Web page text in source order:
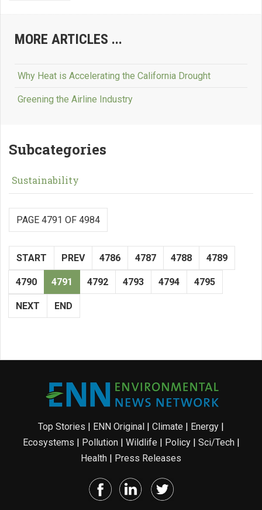
MORE ARTICLES ...
Why Heat is Accelerating the California Drought
Greening the Airline Industry
Subcategories
Sustainability
PAGE 4791 OF 4984
START PREV 4786 4787 4788 4789
4790 4791 4792 4793 4794 4795
NEXT END
Top Stories | ENN Original | Climate | Energy |
Ecosystems | Pollution| Wildlife | Policy| Sci/Tech|
Health | Press Releases